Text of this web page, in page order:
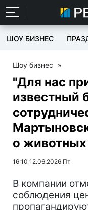
ШОУ БИЗНЕС
Шоу бизнес »
"Для нас
известный
о животных
16:10 12.06.2026 Пт
В компании
соблюдения